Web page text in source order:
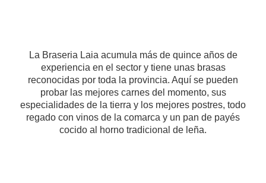
La Braseria Laia acumula más de quince años de
experiencia en el sector y tiene unas brasas
reconocidas por toda la provincia. Aquí se pueden
probar las mejores carnes del momento, sus
especialidades de la tierra y los mejores postres, todo
regado con vinos de la comarca y un pan de payés
cocido al horno tradicional de leña.